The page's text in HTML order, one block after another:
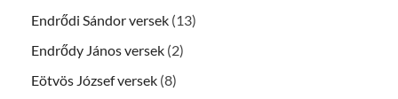
Endrődi Sándor versek (13)
Endrődy János versek (2)
Eötvös József versek (8)